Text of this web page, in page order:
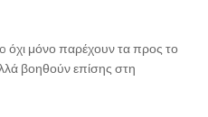
όχι μόνο παρέχουν τα προς το
βοηθούν επίσης στη